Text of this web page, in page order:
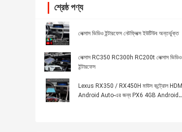
শ্রেষ্ঠ পণ্য
লেক্সাস ভিডিও ইন্টারফেস নেটফ্লিক্স ইউটিউব অন্তর্ভুক্ত
লেক্সাস RC350 RC300h RC200t লেক্সাস ভিডিও
ইন্টারফেস
Lexus RX350 / RX450H মাউস কন্ট্রোল HDMI
Android Auto-এর জন্য PX6 4GB Android